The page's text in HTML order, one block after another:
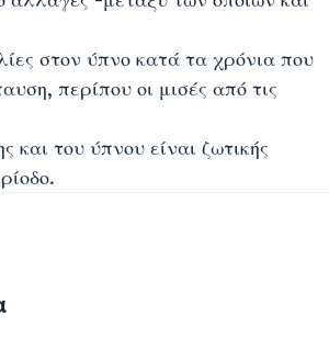
στον ύπνο κατά τα χρόνια που
περίπου οι μισές από τις
του ύπνου είναι ζωτικής